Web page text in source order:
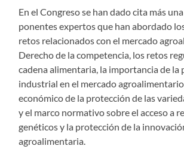
En el Congreso se han dado cita más
ponentes expertos que han abordado
retos relacionados con el mercado
Derecho de la competencia, los retos
cadena alimentaria, la importancia de la
industrial en el mercado
económico de la protección de las
y el marco normativo sobre el acceso a
genéticos y la protección de la
agroalimentaria.